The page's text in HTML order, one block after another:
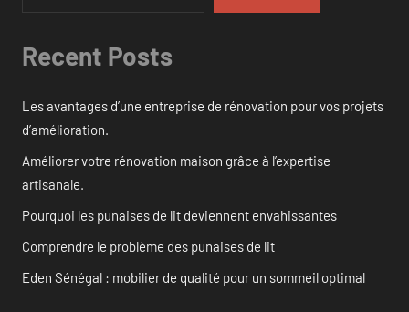
Recent Posts
Les avantages d’une entreprise de rénovation pour vos projets
d’amélioration.
Améliorer votre rénovation maison grâce à l’expertise
artisanale.
Pourquoi les punaises de lit deviennent envahissantes
Comprendre le problème des punaises de lit
Eden Sénégal : mobilier de qualité pour un sommeil optimal